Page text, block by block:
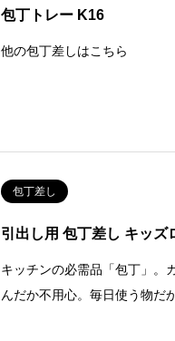
包丁トレー K16
他の包丁差しはこちら
包丁差し
引出し用 包丁差し キッズ
キッチンの必需品「包丁」。
んだか不用心。毎日使う物だ